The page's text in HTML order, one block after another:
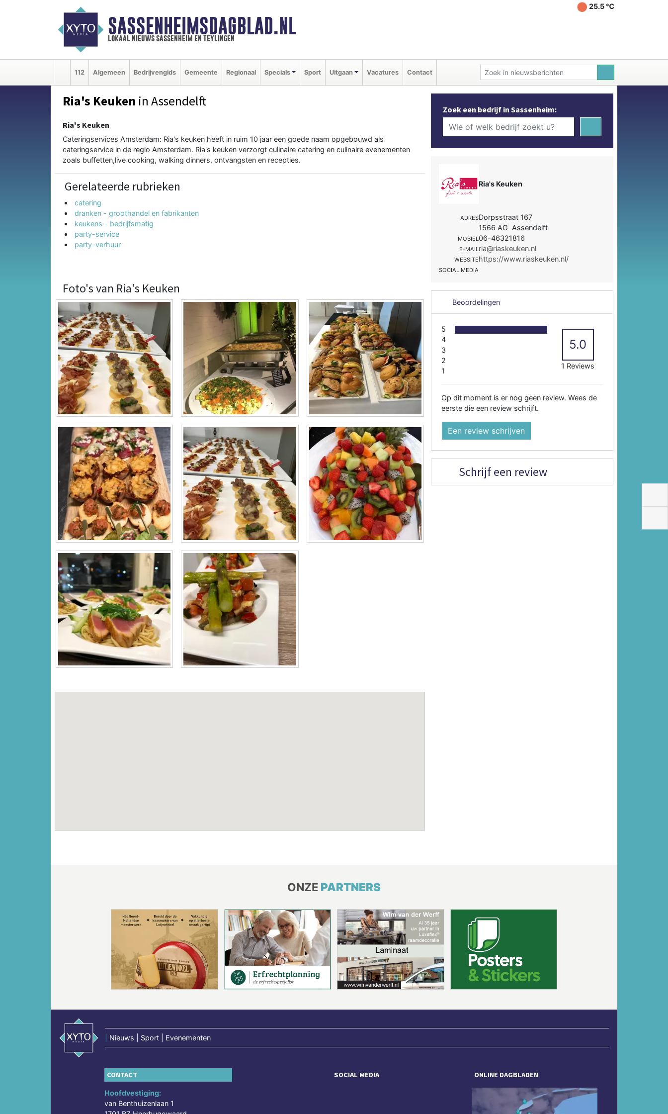
SASSENHEIMSDAGBLAD.NL
lokaal nieuws sassenheim en teylingen
25.5 ℃
112 Algemeen Bedrijvengids Gemeente Regionaal Specials Sport Uitgaan Vacatures Contact
Ria's Keuken in Assendelft
Ria's Keuken
Cateringservices Amsterdam: Ria's keuken heeft in ruim 10 jaar een goede naam opgebouwd als
cateringservice in de regio Amsterdam. Ria's keuken verzorgt culinaire catering en culinaire evenementen
zoals buffetten,live cooking, walking dinners, ontvangsten en recepties.
Gerelateerde rubrieken
catering
dranken - groothandel en fabrikanten
keukens - bedrijfsmatig
party-service
party-verhuur
Foto's van Ria's Keuken
Zoek een bedrijf in Sassenheim:
Ria's Keuken
ADRESDorpsstraat 167
1566 AG Assendelft
MOBIEL06-46321816
E-MAILria@riaskeuken.nl
WEBSITEhttps://www.riaskeuken.nl/
SOCIAL MEDIA
Beoordelingen
5
4
3
2
1
5.0
1 Reviews
Op dit moment is er nog geen review. Wees de
eerste die een review schrijft.
Een review schrijven
Schrijf een review
ONZE PARTNERS
Nieuws | Sport | Evenementen
CONTACT
Hoofdvestiging:
van Benthuizenlaan 1
SOCIAL MEDIA ONLINE DAGBLADEN